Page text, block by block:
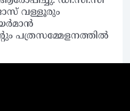
വള്ളൂരും
പത്രസമ്മേളനത്തില്‍